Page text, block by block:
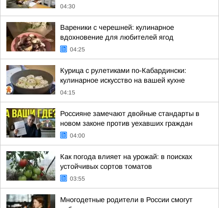
04:30
Вареники с черешней: кулинарное
вдохновение для любителей ягод
04:25
Курица с рулетиками по-Кабардински:
кулинарное искусство на вашей кухне
04:15
Россияне замечают двойные стандарты в
новом законе против уехавших граждан
04:00
Как погода влияет на урожай: в поисках
устойчивых сортов томатов
03:55
Многодетные родители в России смогут